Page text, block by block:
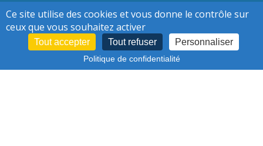
Actualités
Jobs
Presse
Contact
Ce site utilise des cookies et vous donne le contrôle sur
ceux que vous souhaitez activer
Tout accepter Tout refuser Personnaliser
Politique de confidentialité